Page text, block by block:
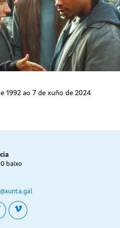
1992 ao 7 de xuño de 2024
baixo
twittervimeo